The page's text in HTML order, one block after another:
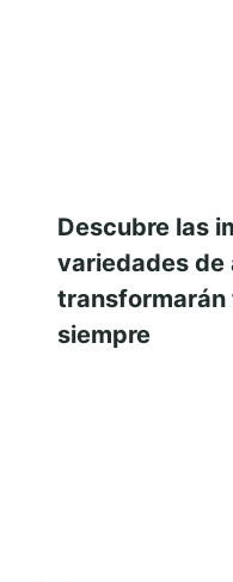
Descubre las
variedades de
transformarán
siempre